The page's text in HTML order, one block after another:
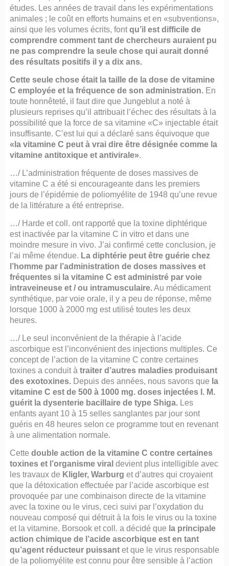
études. Les années de travail dans les expérimentations
animales ; le coût en efforts humains et en «subventions»,
ainsi que les volumes écrits, fontqu’il est difficile de
comprendre comment tant de chercheurs auraient pu
ne pas comprendre la seule chose qui aurait donné
des résultats positifs il y a dix ans.
Cette seule chose était la taille de la dose de vitamine
C employée et la fréquence de son administration.En
toute honnêteté, il faut dire que Jungeblut a noté à
plusieurs reprises qu’il attribuait l’échec des résultats à la
possibilité que la force de sa vitamine «C» injectable était
insuffisante. C’est lui qui a déclaré sans équivoque que
«la vitamine C peut à vrai dire être désignée comme la
vitamine antitoxique et antivirale».
…/ L’administration fréquente de doses massives de
vitamine C a été si encourageante dans les premiers
jours de l’épidémie de poliomyélite de 1948 qu’une revue
de la littérature a été entreprise.
…/ Harde et coll. ont rapporté que la toxine diphtérique
est inactivée par la vitamine C in vitro et dans une
moindre mesure in vivo. J’ai confirmé cette conclusion, je
l’ai même étendue. La diphtérie peut être guérie chez
l’homme par l’administration de doses massives et
fréquentes si la vitamine C est administré par voie
intraveineuse et / ou intramusculaire.Au médicament
synthétique, par voie orale, il y a peu de réponse, même
lorsque 1000 à 2000 mg est utilisé toutes les deux
heures.
…/ Le seul inconvénient de la thérapie à l’acide
ascorbique est l’inconvénient des injections multiples. Ce
concept de l’action de la vitamine C contre certaines
toxines a conduit à traiter d’autres maladies produisant
des exotoxines.Depuis des années, nous savons que la
vitamine C est de 500 à 1000 mg. doses injectées I. M.
guérit la dysenterie bacillaire de type Shiga.Les
enfants ayant 10 à 15 selles sanglantes par jour sont
guéris en 48 heures selon ce programme tout en revenant
à une alimentation normale.
Cette double action de la vitamine C contre certaines
toxines et l’organisme viral devient plus intelligible avec
les travaux de Kligler, Warburg et d’autres qui croyaient
que la détoxication effectuée par l’acide ascorbique est
provoquée par une combinaison directe de la vitamine
avec la toxine ou le virus, ceci suivi par l’oxydation du
nouveau composé qui détruit à la fois le virus ou la toxine
et la vitamine. Borsook et coll. a décidé que la principale
action chimique de l’acide ascorbique est en tant
qu’agent réducteur puissantet que le virus responsable
de la poliomyélite est connu pour être sensible à l’action